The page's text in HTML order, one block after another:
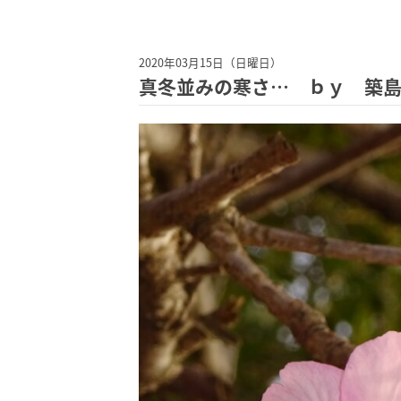
2020年03月15日（日曜日）
真冬並みの寒さ… ｂｙ 築島